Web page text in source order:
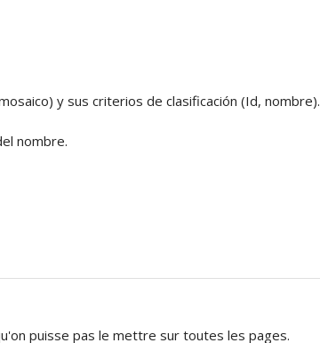
y sus criterios de clasificación (Id, nombre).
nombre.
puisse pas le mettre sur toutes les pages.